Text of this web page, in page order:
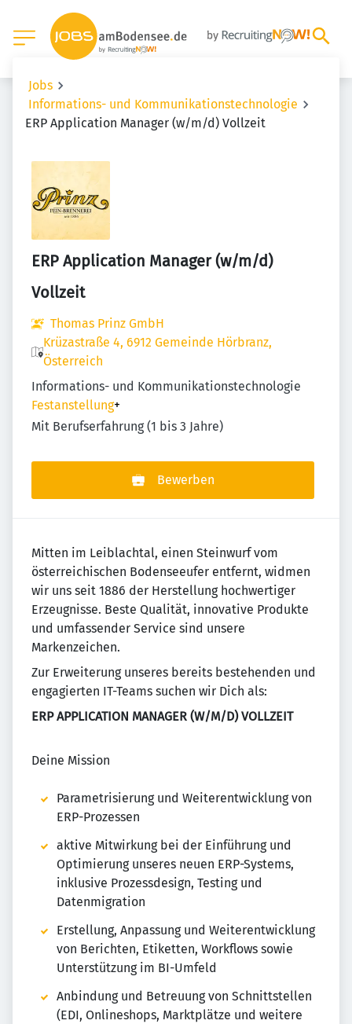
Jobs
Informations- und Kommunikationstechnologie
ERP Application Manager (w/m/d) Vollzeit
ERP Application Manager (w/m/d)
Vollzeit
Thomas Prinz GmbH
Krüzastraße 4, 6912 Gemeinde Hörbranz,
Österreich
Informations- und Kommunikationstechnologie
Festanstellung+
Mit Berufserfahrung (1 bis 3 Jahre)
Bewerben
Mitten im Leiblachtal, einen Steinwurf vom
österreichischen Bodenseeufer entfernt, widmen
wir uns seit 1886 der Herstellung hochwertiger
Erzeugnisse. Beste Qualität, innovative Produkte
und umfassender Service sind unsere
Markenzeichen.
Zur Erweiterung unseres bereits bestehenden und
engagierten IT-Teams suchen wir Dich als:
ERP APPLICATION MANAGER (W/M/D) VOLLZEIT
Deine Mission
Parametrisierung und Weiterentwicklung von
ERP-Prozessen
aktive Mitwirkung bei der Einführung und
Optimierung unseres neuen ERP-Systems,
inklusive Prozessdesign, Testing und
Datenmigration
Erstellung, Anpassung und Weiterentwicklung
von Berichten, Etiketten, Workflows sowie
Unterstützung im BI-Umfeld
Anbindung und Betreuung von Schnittstellen
(EDI, Onlineshops, Marktplätze und weitere